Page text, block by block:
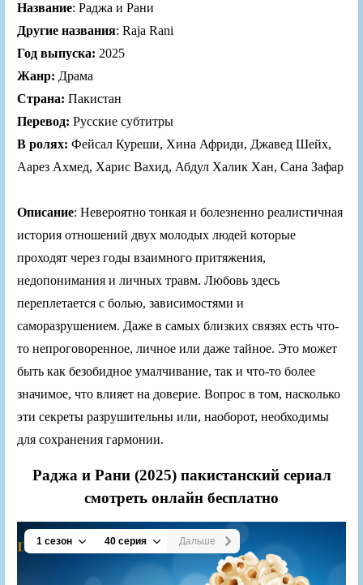
Название: Раджа и Рани
Другие названия: Raja Rani
Год выпуска: 2025
Жанр: Драма
Страна: Пакистан
Перевод: Русские субтитры
В ролях: Фейсал Куреши, Хина Африди, Джавед Шейх,
Аарез Ахмед, Харис Вахид, Абдул Халик Хан, Сана Зафар
Описание: Невероятно тонкая и болезненно реалистичная
история отношений двух молодых людей которые
проходят через годы взаимного притяжения,
недопонимания и личных травм. Любовь здесь
переплетается с болью, зависимостями и
саморазрушением. Даже в самых близких связях есть что-
то непроговоренное, личное или даже тайное. Это может
быть как безобидное умалчивание, так и что-то более
значимое, что влияет на доверие. Вопрос в том, насколько
эти секреты разрушительны или, наоборот, необходимы
для сохранения гармонии.
Раджа и Рани (2025) пакистанский сериал
смотреть онлайн бесплатно